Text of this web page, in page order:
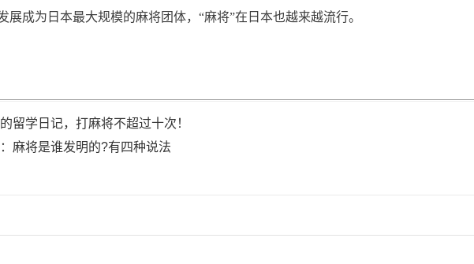
展成为日本最大规模的麻将团体，“麻将”在日本也越来越流行。
留学日记，打麻将不超过十次！
麻将是谁发明的?有四种说法